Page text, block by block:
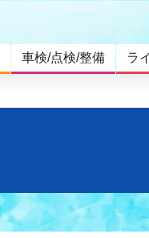
車検/点検/整備 ラ